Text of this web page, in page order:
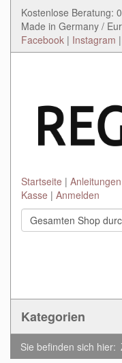
Kostenlose Beratung:
Made in Germany /
Facebook | Instagram |
Startseite Anleitungen
Kasse
Anmelden
Kategorien
Sie befinden sich hier: